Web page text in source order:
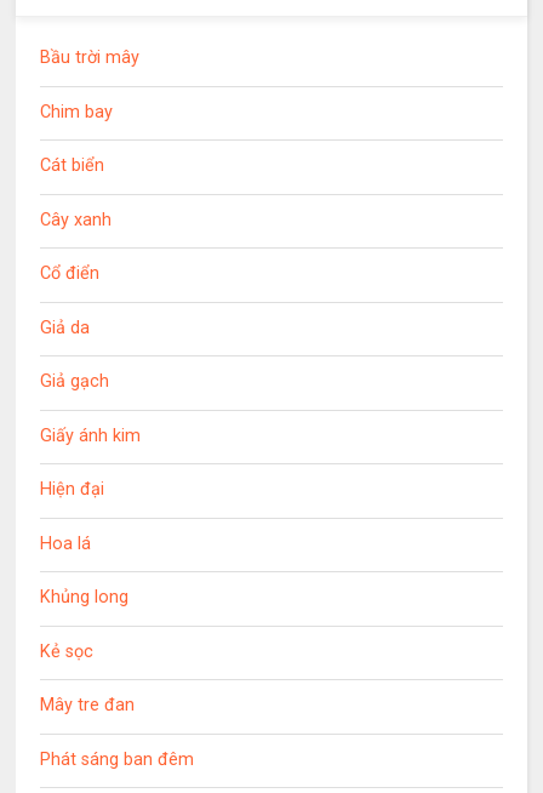
Bầu trời mây
Chim bay
Cát biển
Cây xanh
Cổ điển
Giả da
Giả gạch
Giấy ánh kim
Hiện đại
Hoa lá
Khủng long
Kẻ sọc
Mây tre đan
Phát sáng ban đêm